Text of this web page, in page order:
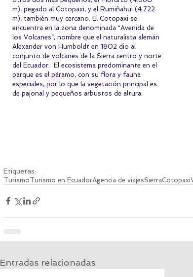
m), pegado al Cotopaxi, y el Rumiñahui (4.722
m), también muy cercano. El Cotopaxi se
encuentra en la zona denominada “Avenida de
los Volcanes”, nombre que el naturalista alemán
Alexander von Humboldt en 1802 dio al
conjunto de volcanes de la Sierra centro y norte
del Ecuador.  El ecosistema predominante en el
parque es el páramo, con su flora y fauna
especiales, por lo que la vegetación principal es
de pajonal y pequeños arbustos de altura.
Etiquetas:
TurismoTurismo en EcuadorAgencia de viajesSierraCotopaxi
Entradas relacionadas